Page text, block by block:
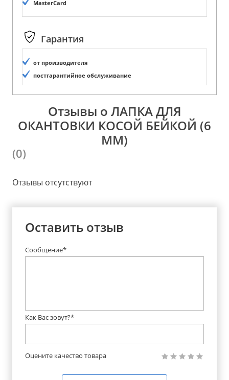
MasterCard
Гарантия
от производителя
постгарантийное обслуживание
Отзывы о ЛАПКА ДЛЯ
ОКАНТОВКИ КОСОЙ БЕЙКОЙ (6
ММ)
(0)
Отзывы отсутствуют
Оставить отзыв
Сообщение*
Как Вас зовут?*
Оцените качество товара